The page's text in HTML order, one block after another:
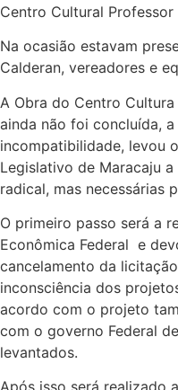
Centro Cultural Professor
Na ocasião estavam
Calderan, vereadores e
A Obra do Centro
ainda não foi concluída,
incompatibilidade, levou
Legislativo de Maracaju
radical, mas necessárias
O primeiro passo será a
Econômica Federal e
cancelamento da
inconsciência dos
acordo com o projeto
com o governo Federal
levantados.